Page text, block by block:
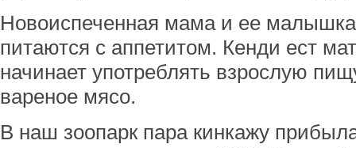
Новоиспеченная мама и ее
питаются с аппетитом. Кенди ест
начинает употреблять взрослую
вареное мясо.
В наш зоопарк пара кинкажу